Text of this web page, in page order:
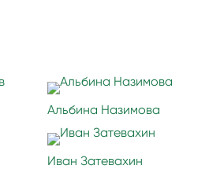
Альбина Назимова
Иван Затевахин